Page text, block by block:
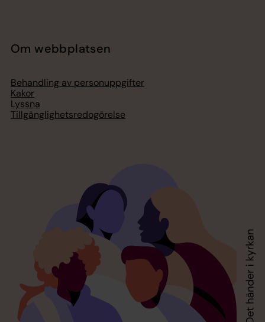
Om webbplatsen
Behandling av personuppgifter
Kakor
Lyssna
Tillgänglighetsredogörelse